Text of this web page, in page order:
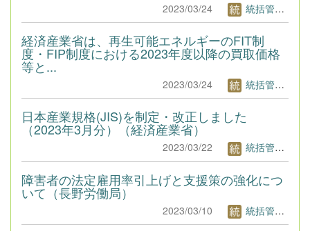
2023/03/24 統括管理者1
経済産業省は、再生可能エネルギーのFIT制
度・FIP制度における2023年度以降の買取価格
等と...
2023/03/24 統括管理者1
日本産業規格(JIS)を制定・改正しました
（2023年3月分）（経済産業省）
2023/03/22 統括管理者1
障害者の法定雇用率引上げと支援策の強化につ
いて（長野労働局）
2023/03/10 統括管理者1